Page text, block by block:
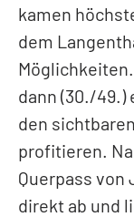
kamen
dem
dann (30./
den
profitieren.
Querpass von
direkt ab und